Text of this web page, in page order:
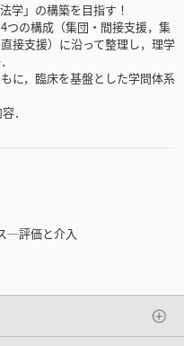
学」の構築を目指す！
の構成（集団・間接支援，集
接支援）に沿って整理し，理学
に，臨床を基盤とした学問体系
．
─評価と介入